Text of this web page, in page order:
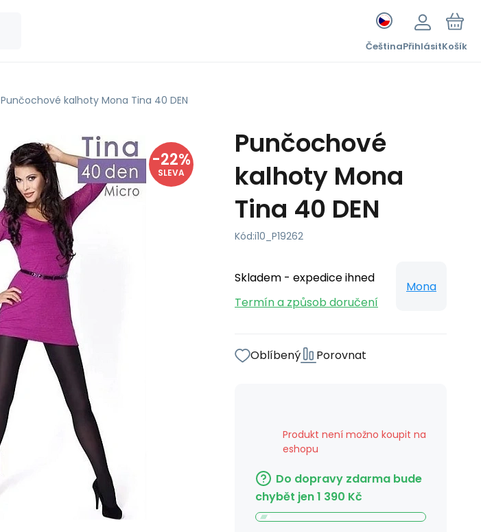
ČeštinaPřihlásitKošík
Punčochové kalhoty Mona Tina 40 DEN
-22%
SLEVA
Punčochové
kalhoty Mona
Tina 40 DEN
Kód:i10_P19262
Skladem - expedice ihned
Termín a způsob doručení
Mona
Oblíbený Porovnat
Produkt není možno koupit na
eshopu
Do dopravy zdarma bude
chybět jen1 390 Kč